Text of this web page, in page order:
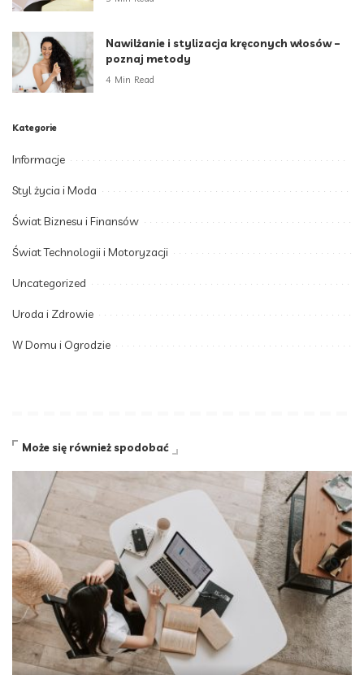
Nawilżanie i stylizacja kręconych włosów –
poznaj metody
4 Min Read
Kategorie
Informacje
Styl życia i Moda
Świat Biznesu i Finansów
Świat Technologii i Motoryzacji
Uncategorized
Uroda i Zdrowie
W Domu i Ogrodzie
Może się również spodobać